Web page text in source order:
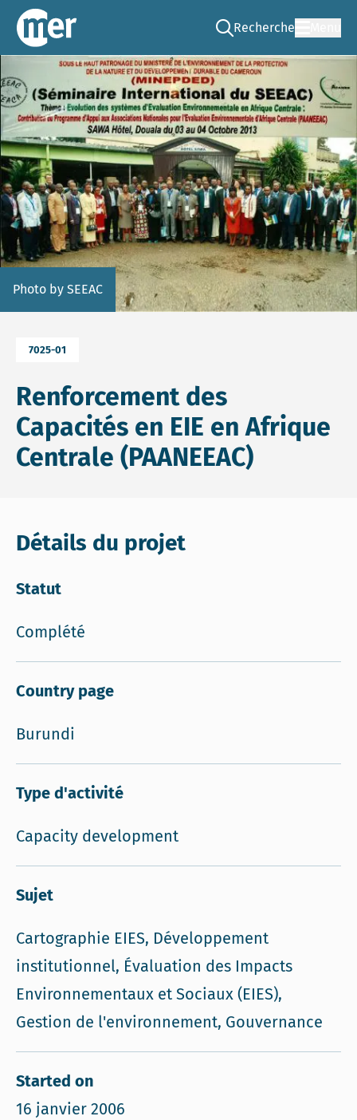
CNEE – FR
Recherche
Go to the search page
Photo by SEEAC
7025-01
Renforcement des
Capacités en EIE en Afrique
Centrale (PAANEEAC)
Détails du projet
Statut
Complété
Country page
Burundi
Type d'activité
Capacity development
Sujet
Cartographie EIES, Développement
institutionnel, Évaluation des Impacts
Environnementaux et Sociaux (EIES),
Gestion de l'environnement, Gouvernance
Started on
16 janvier 2006